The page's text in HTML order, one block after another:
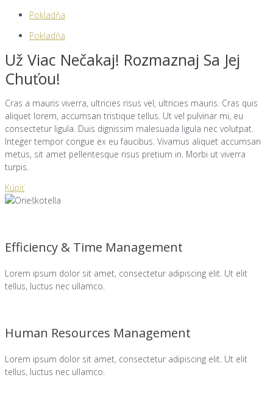
Pokladňa
Pokladňa
Už Viac Nečakaj! Rozmaznaj Sa Jej
Chuťou!
Cras a mauris viverra, ultricies risus vel, ultricies mauris. Cras quis
aliquet lorem, accumsan tristique tellus. Ut vel pulvinar mi, eu
consectetur ligula. Duis dignissim malesuada ligula nec volutpat.
Integer tempor congue ex eu faucibus. Vivamus aliquet accumsan
metus, sit amet pellentesque risus pretium in. Morbi ut viverra
turpis.
Kúpiť
Efficiency & Time Management
Lorem ipsum dolor sit amet, consectetur adipiscing elit. Ut elit
tellus, luctus nec ullamco.
Human Resources Management
Lorem ipsum dolor sit amet, consectetur adipiscing elit. Ut elit
tellus, luctus nec ullamco.​